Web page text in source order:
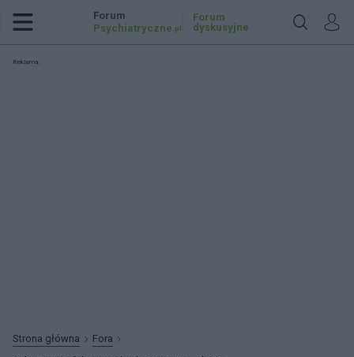
Forum
Psychiatryczne .pl
Forum
dyskusyjne
Reklama:
Strona główna
Fora